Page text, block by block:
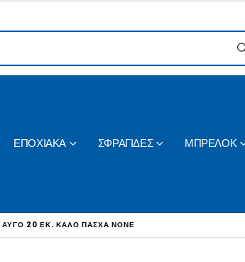
ΕΠΟΧΙΑΚΑ ΣΦΡΑΓΙΔΕΣ ΜΠΡΕΛΟΚ
ΑΥΓΌ 20 ΕΚ. ΚΑΛΌ ΠΆΣΧΑ ΝΟΝΈ